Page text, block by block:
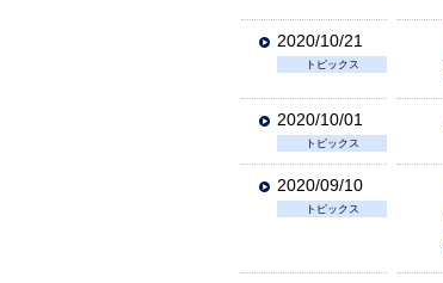
2020/10/21
トピックス
2020/10/01
トピックス
2020/09/10
トピックス